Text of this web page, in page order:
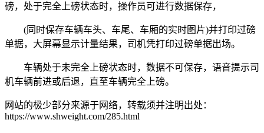
磅，处于完全上磅状态时，操作员可进行数据保存，
(同时保存车辆车头、车尾、车厢的实时图片)并打印过磅
单据，大屏幕显示计量结果，司机凭打印过磅单据出场。
车辆处于未完全上磅状态时，数据不可保存，语音提示司
机车辆前进或后退，直至车辆完全上磅。
网站的极少部分来源于网络，转载须并注明出处：
https://www.shweight.com/285.html